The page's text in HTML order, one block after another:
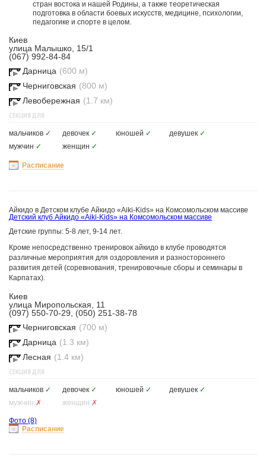
стран востока и нашей Родины, а также теоретическая
подготовка в области боевых искусств, медицине, психологии,
педагогике и спорте в целом.
Киев
улица Малышко, 15/1
(067) 992-84-84
Дарница (600 м)
Черниговская (800 м)
Левобережная (1.7 км)
СЕКЦИЯ ДЛЯ
мальчиков ✓ девочек ✓ юношей ✓ девушек ✓
мужчин ✓ женщин ✓
Расписание
Айкидо в Детском клубе Айкидо «Aiki-Kids» на Комсомольском массиве
Детский клуб Айкидо «Aiki-Kids» на Комсомольском массиве
Детские группы: 5-8 лет, 9-14 лет.
Кроме непосредственно тренировок айкидо в клубе проводятся
различные мероприятия для оздоровления и разностороннего
развития детей (соревнования, тренировочные сборы и семинары в
Карпатах).
Киев
улица Миропольская, 11
(097) 550-70-29, (050) 251-38-78
Черниговская (700 м)
Дарница (1.3 км)
Лесная (1.4 км)
СЕКЦИЯ ДЛЯ
мальчиков ✓ девочек ✓ юношей ✓ девушек ✓
мужчин ✗ женщин ✗
Фото (8)
Расписание